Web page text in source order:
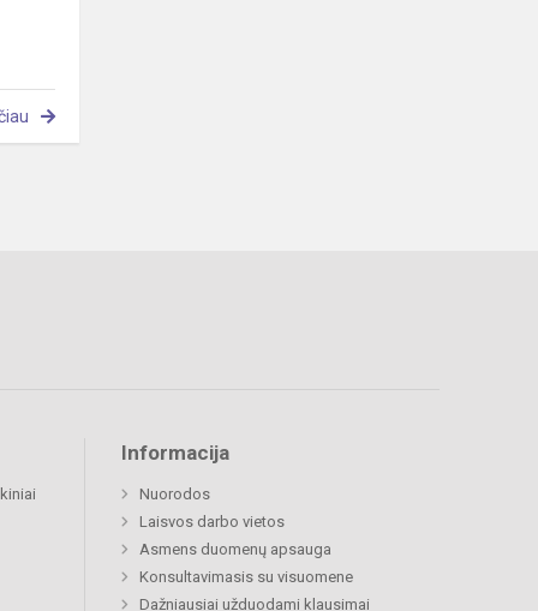
Informacija
Nuorodos
Laisvos darbo vietos
Asmens duomenų apsauga
Konsultavimasis su visuomene
Dažniausiai užduodami klausimai